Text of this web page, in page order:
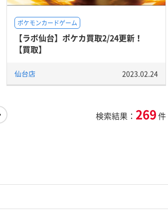
ポケモンカードゲーム
【ラボ仙台】ポケカ買取2/24更新！
【買取】
仙台店 2023.02.24
検索結果： 269件